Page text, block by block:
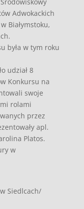
Adwokackich
Białymstoku,
była w tym roku
udział 8
Konkursu na
swoje
rolami
przez
apl.
Platos.
w
Siedlcach/